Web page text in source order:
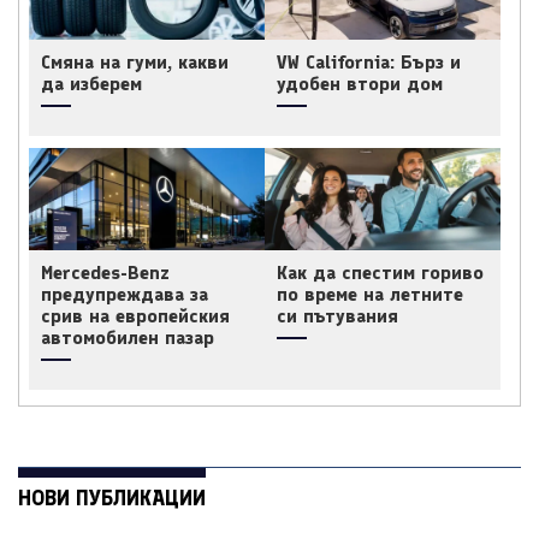
Смяна на гуми, какви
да изберем
VW California: Бърз и
удобен втори дом
Mercedes-Benz
предупреждава за
срив на европейския
автомобилен пазар
Как да спестим гориво
по време на летните
си пътувания
НОВИ ПУБЛИКАЦИИ